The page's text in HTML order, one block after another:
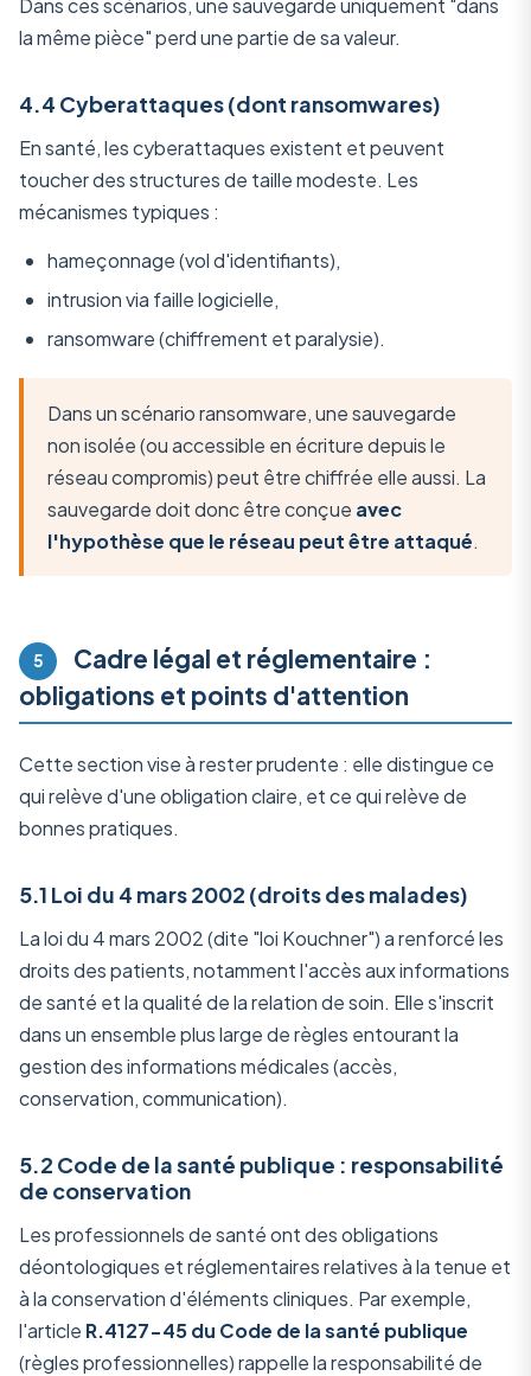
Dans ces scénarios, une sauvegarde uniquement "dans
la même pièce" perd une partie de sa valeur.
4.4 Cyberattaques (dont ransomwares)
En santé, les cyberattaques existent et peuvent
toucher des structures de taille modeste. Les
mécanismes typiques :
hameçonnage (vol d'identifiants),
intrusion via faille logicielle,
ransomware (chiffrement et paralysie).
Dans un scénario ransomware, une sauvegarde
non isolée (ou accessible en écriture depuis le
réseau compromis) peut être chiffrée elle aussi. La
sauvegarde doit donc être conçue avec
l'hypothèse que le réseau peut être attaqué.
5
Cadre légal et réglementaire :
obligations et points d'attention
Cette section vise à rester prudente : elle distingue ce
qui relève d'une obligation claire, et ce qui relève de
bonnes pratiques.
5.1 Loi du 4 mars 2002 (droits des malades)
La loi du 4 mars 2002 (dite "loi Kouchner") a renforcé les
droits des patients, notamment l'accès aux informations
de santé et la qualité de la relation de soin. Elle s'inscrit
dans un ensemble plus large de règles entourant la
gestion des informations médicales (accès,
conservation, communication).
5.2 Code de la santé publique : responsabilité
de conservation
Les professionnels de santé ont des obligations
déontologiques et réglementaires relatives à la tenue et
à la conservation d'éléments cliniques. Par exemple,
l'article R.4127-45 du Code de la santé publique
(règles professionnelles) rappelle la responsabilité de